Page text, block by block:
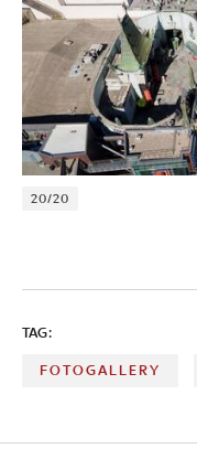
20/20
TAG:
FOTOGALLERY